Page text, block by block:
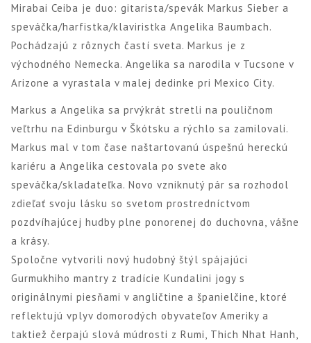
Mirabai Ceiba je duo: gitarista/spevák Markus Sieber a
speváčka/harfistka/klaviristka Angelika Baumbach.
Pochádzajú z rôznych častí sveta. Markus je z
východného Nemecka. Angelika sa narodila v Tucsone v
Arizone a vyrastala v malej dedinke pri Mexico City.
Markus a Angelika sa prvýkrát stretli na pouličnom
veľtrhu na Edinburgu v Škótsku a rýchlo sa zamilovali.
Markus mal v tom čase naštartovanú úspešnú hereckú
kariéru a Angelika cestovala po svete ako
speváčka/skladateľka. Novo vzniknutý pár sa rozhodol
zdieľať svoju lásku so svetom prostredníctvom
pozdvíhajúcej hudby plne ponorenej do duchovna, vášne
a krásy.
Spoločne vytvorili nový hudobný štýl spájajúci
Gurmukhiho mantry z tradície Kundalini jogy s
originálnymi piesňami v angličtine a španielčine, ktoré
reflektujú vplyv domorodých obyvateľov Ameriky a
taktiež čerpajú slová múdrosti z Rumi, Thich Nhat Hanh,